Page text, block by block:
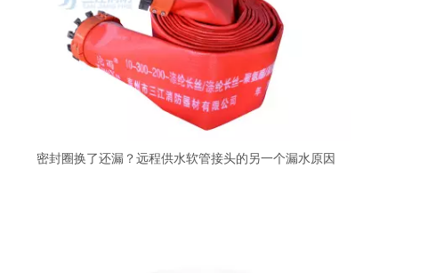
密封圈换了还漏？远程供水软管接头的另一个漏水原因